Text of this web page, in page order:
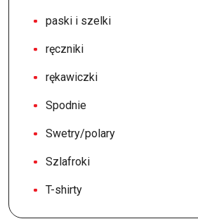
paski i szelki
ręczniki
rękawiczki
Spodnie
Swetry/polary
Szlafroki
T-shirty